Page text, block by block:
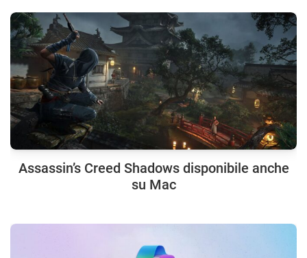
Assassin’s Creed Shadows disponibile anche
su Mac